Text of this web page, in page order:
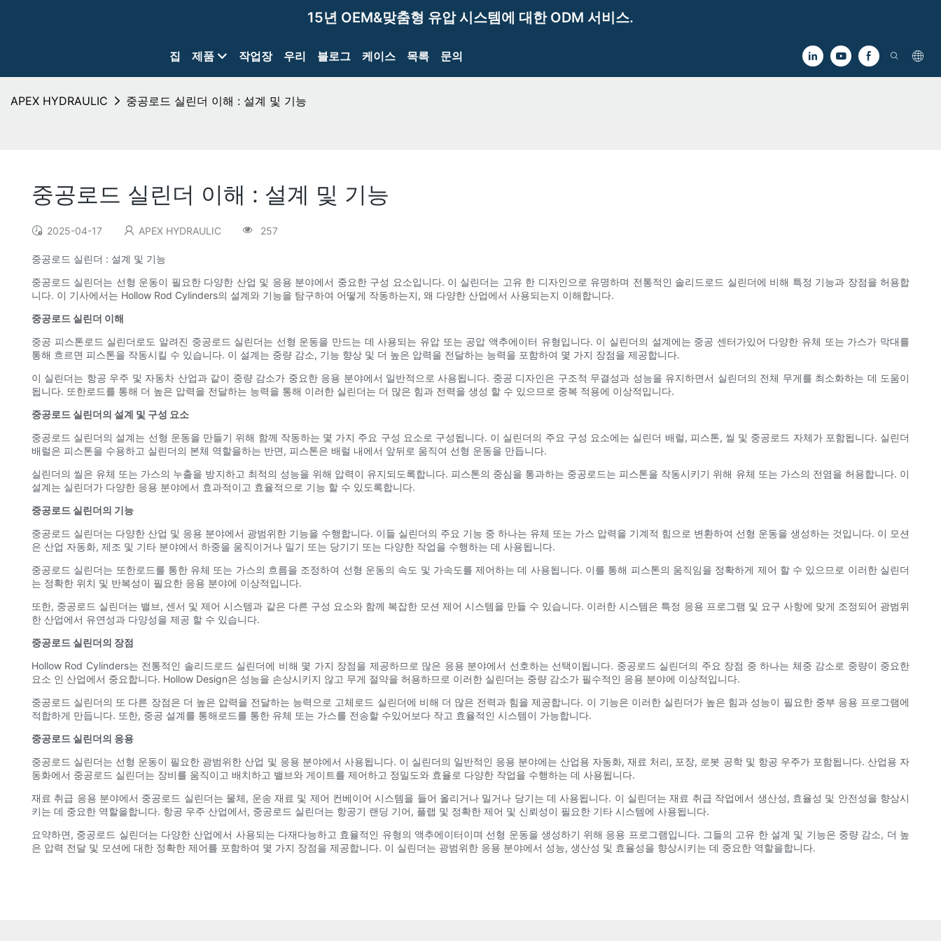
15년 OEM&맞춤형 유압 시스템에 대한 ODM 서비스.
집 제품 작업장 우리 블로그 케이스 목록 문의
APEX HYDRAULIC 중공로드 실린더 이해 : 설계 및 기능
중공로드 실린더 이해 : 설계 및 기능
2025-04-17 APEX HYDRAULIC 257
중공로드 실린더 : 설계 및 기능
중공로드 실린더는 선형 운동이 필요한 다양한 산업 및 응용 분야에서 중요한 구성 요소입니다. 이 실린더는 고유 한 디자인으로 유명하며 전통적인 솔리드로드 실린더에 비해 특정 기능과 장점을 허용합
니다. 이 기사에서는 Hollow Rod Cylinders의 설계와 기능을 탐구하여 어떻게 작동하는지, 왜 다양한 산업에서 사용되는지 이해합니다.
중공로드 실린더 이해
중공 피스톤로드 실린더로도 알려진 중공로드 실린더는 선형 운동을 만드는 데 사용되는 유압 또는 공압 액추에이터 유형입니다. 이 실린더의 설계에는 중공 센터가있어 다양한 유체 또는 가스가 막대를
통해 흐르면 피스톤을 작동시킬 수 있습니다. 이 설계는 중량 감소, 기능 향상 및 더 높은 압력을 전달하는 능력을 포함하여 몇 가지 장점을 제공합니다.
이 실린더는 항공 우주 및 자동차 산업과 같이 중량 감소가 중요한 응용 분야에서 일반적으로 사용됩니다. 중공 디자인은 구조적 무결성과 성능을 유지하면서 실린더의 전체 무게를 최소화하는 데 도움이
됩니다. 또한로드를 통해 더 높은 압력을 전달하는 능력을 통해 이러한 실린더는 더 많은 힘과 전력을 생성 할 수 있으므로 중복 적용에 이상적입니다.
중공로드 실린더의 설계 및 구성 요소
중공로드 실린더의 설계는 선형 운동을 만들기 위해 함께 작동하는 몇 가지 주요 구성 요소로 구성됩니다. 이 실린더의 주요 구성 요소에는 실린더 배럴, 피스톤, 씰 및 중공로드 자체가 포함됩니다. 실린더
배럴은 피스톤을 수용하고 실린더의 본체 역할을하는 반면, 피스톤은 배럴 내에서 앞뒤로 움직여 선형 운동을 만듭니다.
실린더의 씰은 유체 또는 가스의 누출을 방지하고 최적의 성능을 위해 압력이 유지되도록합니다. 피스톤의 중심을 통과하는 중공로드는 피스톤을 작동시키기 위해 유체 또는 가스의 전염을 허용합니다. 이
설계는 실린더가 다양한 응용 분야에서 효과적이고 효율적으로 기능 할 수 있도록합니다.
중공로드 실린더의 기능
중공로드 실린더는 다양한 산업 및 응용 분야에서 광범위한 기능을 수행합니다. 이들 실린더의 주요 기능 중 하나는 유체 또는 가스 압력을 기계적 힘으로 변환하여 선형 운동을 생성하는 것입니다. 이 모션
은 산업 자동화, 제조 및 기타 분야에서 하중을 움직이거나 밀기 또는 당기기 또는 다양한 작업을 수행하는 데 사용됩니다.
중공로드 실린더는 또한로드를 통한 유체 또는 가스의 흐름을 조정하여 선형 운동의 속도 및 가속도를 제어하는 ​​데 사용됩니다. 이를 통해 피스톤의 움직임을 정확하게 제어 할 수 있으므로 이러한 실린더
는 정확한 위치 및 반복성이 필요한 응용 분야에 이상적입니다.
또한, 중공로드 실린더는 밸브, 센서 및 제어 시스템과 같은 다른 구성 요소와 함께 복잡한 모션 제어 시스템을 만들 수 있습니다. 이러한 시스템은 특정 응용 프로그램 및 요구 사항에 맞게 조정되어 광범위
한 산업에서 유연성과 다양성을 제공 할 수 있습니다.
중공로드 실린더의 장점
Hollow Rod Cylinders는 전통적인 솔리드로드 실린더에 비해 몇 가지 장점을 제공하므로 많은 응용 분야에서 선호하는 선택이됩니다. 중공로드 실린더의 주요 장점 중 하나는 체중 감소로 중량이 중요한
요소 인 산업에서 중요합니다. Hollow Design은 성능을 손상시키지 않고 무게 절약을 허용하므로 이러한 실린더는 중량 감소가 필수적인 응용 분야에 이상적입니다.
중공로드 실린더의 또 다른 장점은 더 높은 압력을 전달하는 능력으로 고체로드 실린더에 비해 더 많은 전력과 힘을 제공합니다. 이 기능은 이러한 실린더가 높은 힘과 성능이 필요한 중부 응용 프로그램에
적합하게 만듭니다. 또한, 중공 설계를 통해로드를 통한 유체 또는 가스를 전송할 수있어보다 작고 효율적인 시스템이 가능합니다.
중공로드 실린더의 응용
중공로드 실린더는 선형 운동이 필요한 광범위한 산업 및 응용 분야에서 사용됩니다. 이 실린더의 일반적인 응용 분야에는 산업용 자동화, 재료 처리, 포장, 로봇 공학 및 항공 우주가 포함됩니다. 산업용 자
동화에서 중공로드 실린더는 장비를 움직이고 배치하고 밸브와 게이트를 제어하고 정밀도와 효율로 다양한 작업을 수행하는 데 사용됩니다.
재료 취급 응용 분야에서 중공로드 실린더는 물체, 운송 재료 및 제어 컨베이어 시스템을 들어 올리거나 밀거나 당기는 데 사용됩니다. 이 실린더는 재료 취급 작업에서 생산성, 효율성 및 안전성을 향상시
키는 데 중요한 역할을합니다. 항공 우주 산업에서, 중공로드 실린더는 항공기 랜딩 기어, 플랩 및 정확한 제어 및 신뢰성이 필요한 기타 시스템에 사용됩니다.
요약하면, 중공로드 실린더는 다양한 산업에서 사용되는 다재다능하고 효율적인 유형의 액추에이터이며 선형 운동을 생성하기 위해 응용 프로그램입니다. 그들의 고유 한 설계 및 기능은 중량 감소, 더 높
은 압력 전달 및 모션에 대한 정확한 제어를 포함하여 몇 가지 장점을 제공합니다. 이 실린더는 광범위한 응용 분야에서 성능, 생산성 및 효율성을 향상시키는 데 중요한 역할을합니다.